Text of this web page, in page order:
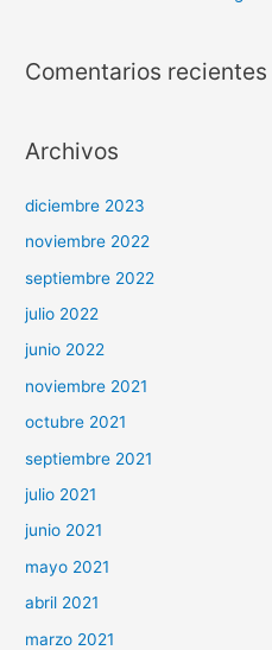
Comentarios recientes
Archivos
diciembre 2023
noviembre 2022
septiembre 2022
julio 2022
junio 2022
noviembre 2021
octubre 2021
septiembre 2021
julio 2021
junio 2021
mayo 2021
abril 2021
marzo 2021